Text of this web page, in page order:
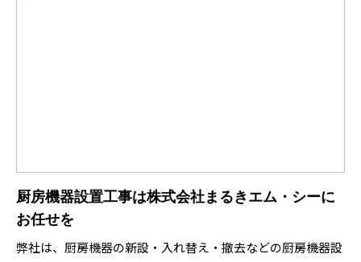
厨房機器設置工事は株式会社まるきエム・シーに
お任せを
弊社は、厨房機器の新設・入れ替え・撤去などの厨房機器設